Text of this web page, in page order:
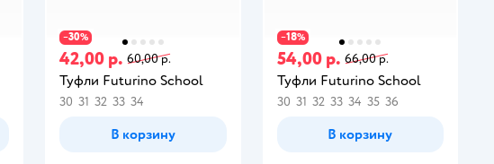
−30%
42,00 р. 60,00 р.
Туфли Futurino School
30 31 32 33 34
В корзину
−18%
54,00 р. 66,00 р.
Туфли Futurino School
30 31 32 33 34 35 36
В корзину